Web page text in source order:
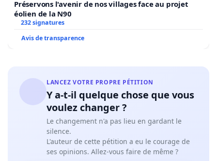
Préservons l'avenir de nos villages face au projet
éolien de la N90
232 signatures
Avis de transparence
LANCEZ VOTRE PROPRE PÉTITION
Y a-t-il quelque chose que vous
voulez changer ?
Le changement n'a pas lieu en gardant le
silence.
L'auteur de cette pétition a eu le courage de
ses opinions. Allez-vous faire de même ?